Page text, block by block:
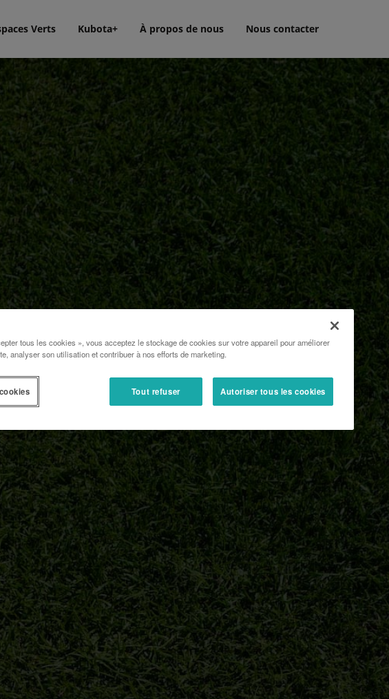
Verts Kubota+ À propos de nous Nous contacter
tous les cookies », vous acceptez le stockage de cookies sur votre appareil pour améliorer
analyser son utilisation et contribuer à nos efforts de marketing.
Tout refuser Autoriser tous les cookies